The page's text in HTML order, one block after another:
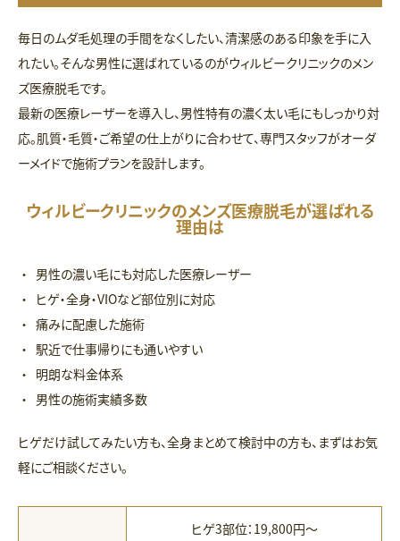
毎日のムダ毛処理の手間をなくしたい、清潔感のある印象を手に入
れたい。そんな男性に選ばれているのがウィルビークリニックのメン
ズ医療脱毛です。
最新の医療レーザーを導入し、男性特有の濃く太い毛にもしっかり対
応。肌質・毛質・ご希望の仕上がりに合わせて、専門スタッフがオーダ
ーメイドで施術プランを設計します。
ウィルビークリニックのメンズ医療脱毛が選ばれる
理由は
男性の濃い毛にも対応した医療レーザー
ヒゲ・全身・VIOなど部位別に対応
痛みに配慮した施術
駅近で仕事帰りにも通いやすい
明朗な料金体系
男性の施術実績多数
ヒゲだけ試してみたい方も、全身まとめて検討中の方も、まずはお気
軽にご相談ください。
ヒゲ3部位：19,800円〜